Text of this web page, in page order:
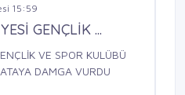
15:59
GENÇLİK ...
VE SPOR KULÜBÜ
DAMGA VURDU